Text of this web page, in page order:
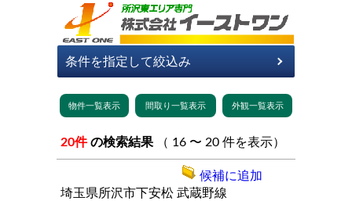
20件 の検索結果 （ 16 〜 20 件を表示）
埼玉県所沢市下安松 武蔵野線
候補に追加